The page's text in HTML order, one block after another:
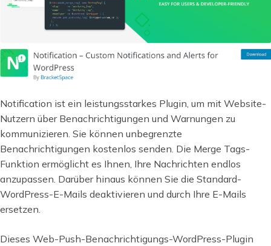
Notification ist ein leistungsstarkes Plugin, um mit Website-
Nutzern über Benachrichtigungen und Warnungen zu
kommunizieren. Sie können unbegrenzte
Benachrichtigungen kostenlos senden. Die Merge Tags-
Funktion ermöglicht es Ihnen, Ihre Nachrichten endlos
anzupassen. Darüber hinaus können Sie die Standard-
WordPress-E-Mails deaktivieren und durch Ihre E-Mails
ersetzen.
Dieses Web-Push-Benachrichtigungs-WordPress-Plugin